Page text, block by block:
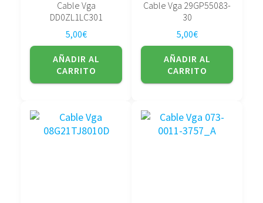
Cable Vga
DD0ZL1LC301
5,00€
AÑADIR AL
CARRITO
Cable Vga 29GP55083-
30
5,00€
AÑADIR AL
CARRITO